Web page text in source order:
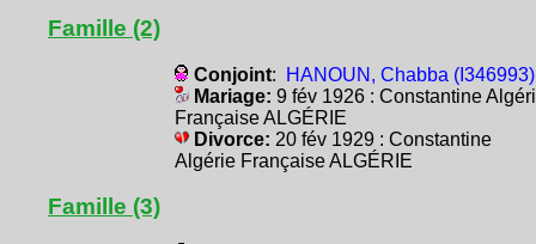
Famille (2)
Conjoint:
HANOUN, Chabba (I346993)
Mariage: 9 fév 1926 : Constantine
Française ALGÉRIE
Divorce: 20 fév 1929 : Constantine
Algérie Française ALGÉRIE
Famille (3)